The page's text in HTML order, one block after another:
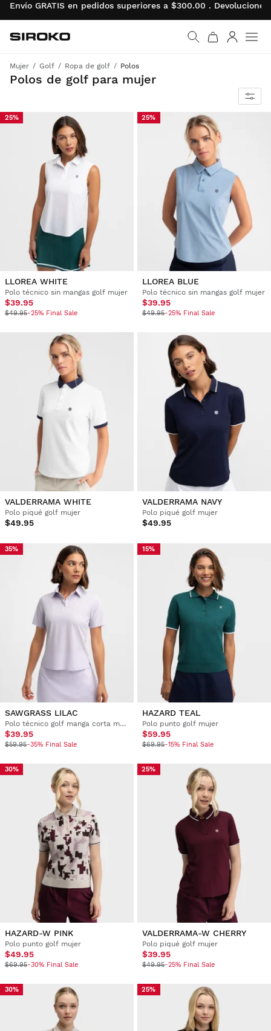
Envío GRATIS en pedidos superiores a $300.00 .
Ir a la página de inicio
Siroko.com
Mujer Golf Ropa de golf Polos
Polos de golf para mujer
Elegancia y comodidad para alcanzar el máximo rendimiento
25%
LLOREA WHITE
Polo técnico sin mangas golf mujer
$39.95
$49.95-25% Final Sale
25%
LLOREA BLUE
Polo técnico sin mangas golf mujer
$39.95
$49.95-25% Final Sale
VALDERRAMA WHITE
Polo piqué golf mujer
$49.95
VALDERRAMA NAVY
Polo piqué golf mujer
$49.95
35%
SAWGRASS LILAC
Polo técnico golf manga corta mujer
$39.95
$59.95-35% Final Sale
15%
HAZARD TEAL
Polo punto golf mujer
$59.95
$69.95-15% Final Sale
30%
HAZARD-W PINK
Polo punto golf mujer
$49.95
$69.95-30% Final Sale
25%
VALDERRAMA-W CHERRY
Polo piqué golf mujer
$39.95
$49.95-25% Final Sale
30% 25%